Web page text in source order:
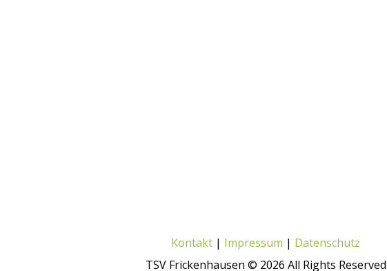
Kontakt | Impressum | Datenschutz
TSV Frickenhausen © 2026 All Rights Reserved